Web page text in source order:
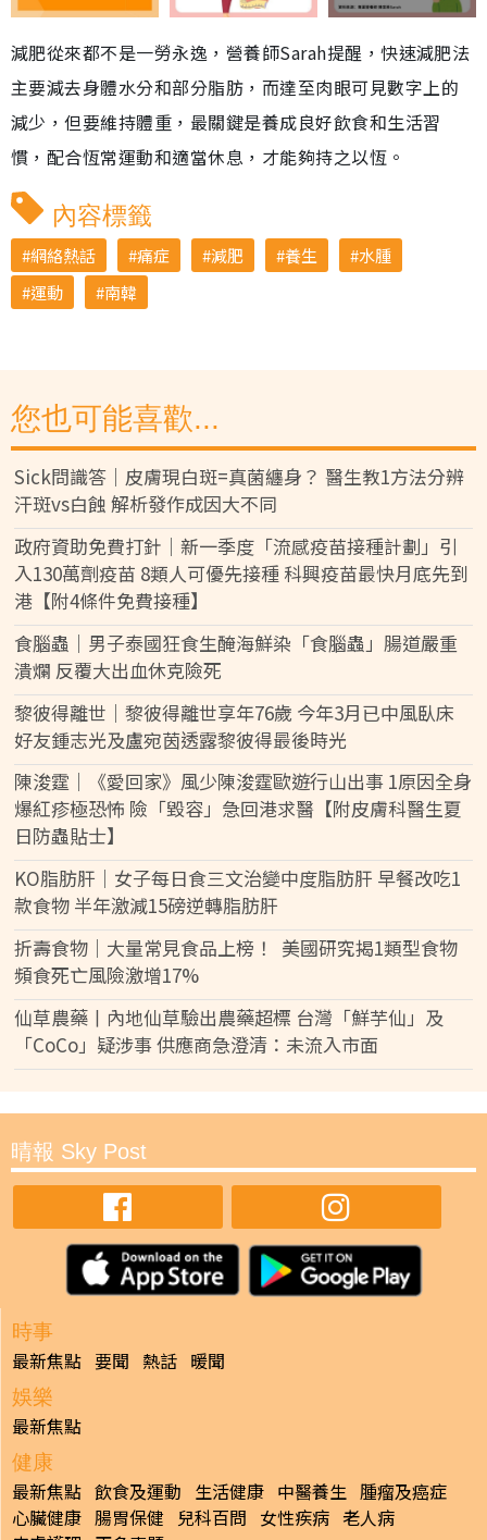
減肥從來都不是一勞永逸，營養師Sarah提醒，快速減肥法
主要減去身體水分和部分脂肪，而達至肉眼可見數字上的
減少，但要維持體重，最關鍵是養成良好飲食和生活習
慣，配合恆常運動和適當休息，才能夠持之以恆。
內容標籤
網絡熱話 痛症 減肥 養生
水腫
運動
南韓
您也可能喜歡...
Sick問識答｜皮膚現白斑=真菌纏身？ 醫生教1方法分辨
汗斑vs白蝕 解析發作成因大不同
政府資助免費打針｜新一季度「流感疫苗接種計劃」引
入130萬劑疫苗 8類人可優先接種 科興疫苗最快月底先到
港【附4條件免費接種】
食腦蟲｜男子泰國狂食生醃海鮮染「食腦蟲」腸道嚴重
潰爛 反覆大出血休克險死
黎彼得離世｜黎彼得離世享年76歲 今年3月已中風臥床
好友鍾志光及盧宛茵透露黎彼得最後時光
陳浚霆｜《愛回家》風少陳浚霆歐遊行山出事 1原因全身
爆紅疹極恐怖 險「毀容」急回港求醫【附皮膚科醫生夏
日防蟲貼士】
KO脂肪肝｜女子每日食三文治變中度脂肪肝 早餐改吃1
款食物 半年激減15磅逆轉脂肪肝
折壽食物｜大量常見食品上榜！ 美國研究揭1類型食物
頻食死亡風險激增17%
仙草農藥丨內地仙草驗出農藥超標 台灣「鮮芋仙」及
「CoCo」疑涉事 供應商急澄清：未流入市面
晴報 Sky Post
時事
最新焦點 要聞 熱話 暖聞
娛樂
最新焦點
健康
最新焦點 飲食及運動 生活健康 中醫養生 腫瘤及癌症
心臟健康 腸胃保健 兒科百問 女性疾病 老人病